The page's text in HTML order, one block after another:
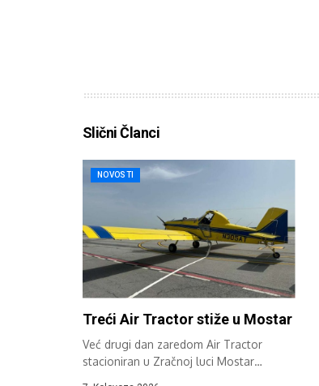
Slični Članci
NOVOSTI
Treći Air Tractor stiže u Mostar
Već drugi dan zaredom Air Tractor
stacioniran u Zračnoj luci Mostar